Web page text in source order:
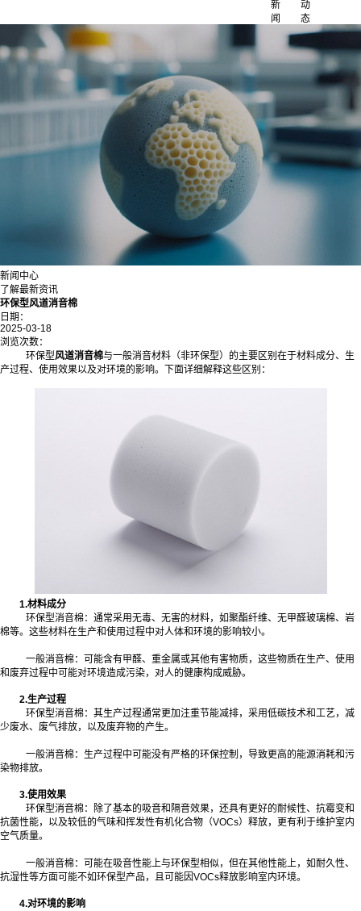
新
闻
动
态
新闻中心
了解最新资讯
环保型风道消音棉
日期：
2025-03-18
浏览次数：
环保型风道消音棉与一般消音材料（非环保型）的主要区别在于材料成分、生
产过程、使用效果以及对环境的影响。下面详细解释这些区别：
1.材料成分
环保型消音棉：通常采用无毒、无害的材料，如聚酯纤维、无甲醛玻璃棉、岩
棉等。这些材料在生产和使用过程中对人体和环境的影响较小。
一般消音棉：可能含有甲醛、重金属或其他有害物质，这些物质在生产、使用
和废弃过程中可能对环境造成污染，对人的健康构成威胁。
2.生产过程
环保型消音棉：其生产过程通常更加注重节能减排，采用低碳技术和工艺，减
少废水、废气排放，以及废弃物的产生。
一般消音棉：生产过程中可能没有严格的环保控制，导致更高的能源消耗和污
染物排放。
3.使用效果
环保型消音棉：除了基本的吸音和隔音效果，还具有更好的耐候性、抗霉变和
抗菌性能，以及较低的气味和挥发性有机化合物（VOCs）释放，更有利于维护室内
空气质量。
一般消音棉：可能在吸音性能上与环保型相似，但在其他性能上，如耐久性、
抗湿性等方面可能不如环保型产品，且可能因VOCs释放影响室内环境。
4.对环境的影响